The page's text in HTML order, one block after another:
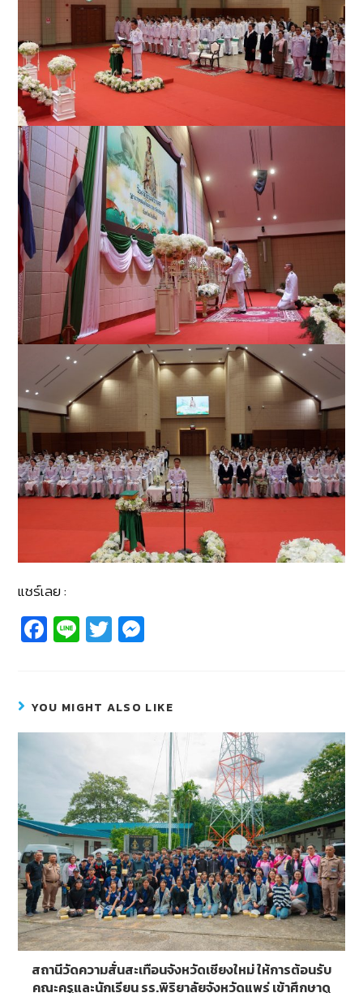
แชร์เลย :
Fa
c
b
o
Li
n
T
wi
er e
n
g
er
YOU MIGHT ALSO LIKE
สถานีวัดความสั่นสะเทือนจังหวัดเชียงใหม่ ให้การต้อนรับ
คณะครูและนักเรียน รร.พิริยาลัยจังหวัดแพร่ เข้าศึกษาดู